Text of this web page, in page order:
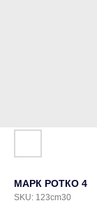
МАРК РОТКО 4
SKU: 123cm30